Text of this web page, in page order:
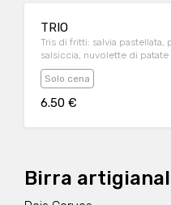
TRIO
Tris di fritti: salvia
salsiccia, nuvolette di
Solo cena
6.50 €
Birra